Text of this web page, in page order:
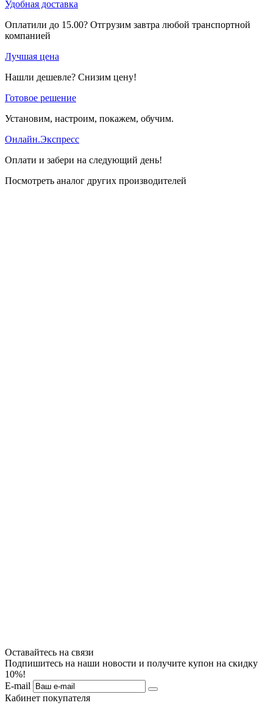
Удобная доставка
Оплатили до 15.00? Отгрузим завтра любой транспортной
компанией
Лучшая цена
Нашли дешевле? Снизим цену!
Готовое решение
Установим, настроим, покажем, обучим.
Онлайн.Экспресс
Оплати и забери на следующий день!
Посмотреть аналог других производителей
Оставайтесь на связи
Подпишитесь на наши новости и получите купон на скидку
10%!
E-mail
Кабинет покупателя